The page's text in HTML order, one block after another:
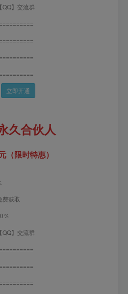
QQ】交流群
立即开通
久合伙人
（限时特惠）
费获取
％
QQ】交流群